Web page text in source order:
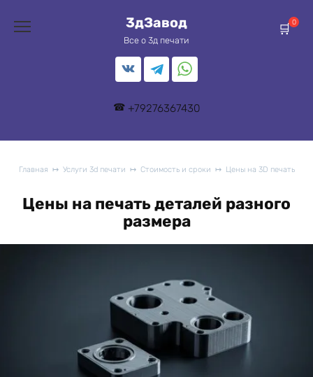
содержанию
3дЗавод
Все о 3д печати
0
+79276367430
Главная Услуги 3d печати Стоимость и сроки Цены на 3D печать
Цены на печать деталей разного
размера